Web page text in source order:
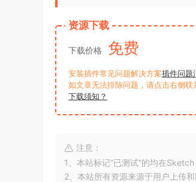
资源下载
下载价格 免费
安装插件常见问题解决方案插件问题
如文章无法排除问题，请点击右侧联
下载须知？
注意：
1、本站标记“已测试”的均在
2、本站所有资源来源于用户上传